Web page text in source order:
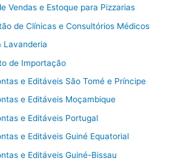
Vendas e Estoque para Pizzarias
de Clínicas e Consultórios Médicos
Lavanderia
de Importação
e Editáveis São Tomé e Príncipe
e Editáveis Moçambique
e Editáveis Portugal
e Editáveis Guiné Equatorial
e Editáveis Guiné-Bissau